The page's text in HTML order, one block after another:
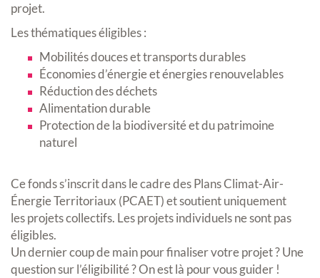
projet.
Les thématiques éligibles :
Mobilités douces et transports durables
Économies d’énergie et énergies renouvelables
Réduction des déchets
Alimentation durable
Protection de la biodiversité et du patrimoine
naturel
Ce fonds s’inscrit dans le cadre des Plans Climat-Air-
Énergie Territoriaux (PCAET) et soutient uniquement
les projets collectifs. Les projets individuels ne sont pas
éligibles.
Un dernier coup de main pour finaliser votre projet ? Une
question sur l’éligibilité ? On est là pour vous guider !